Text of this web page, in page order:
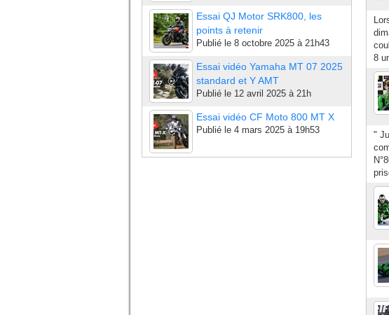
Essai QJ Motor SRK800, les
points à retenir
Publié le 8 octobre 2025 à 21h43
Essai vidéo Yamaha MT 07 2025
standard et Y AMT
Publié le 12 avril 2025 à 21h
Essai vidéo CF Moto 800 MT X
Publié le 4 mars 2025 à 19h53
8
"